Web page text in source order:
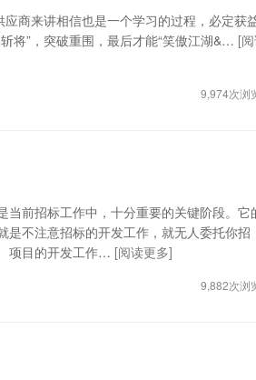
商来讲相信也是一个学习的过程，必定获
将”，突破重围，最后才能“笑傲江湖&… [
9,974次浏
前招标工作中，十分重要的关键阶段。它
是不注意招标的开发工作，就无人委托你招
项目的开发工作… [阅读更多]
9,882次浏